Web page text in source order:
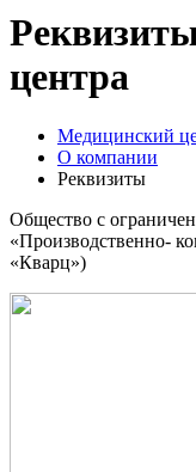
центра
Медицинский
О компании
Реквизиты
Общество с
«Производственно-
«Кварц»)